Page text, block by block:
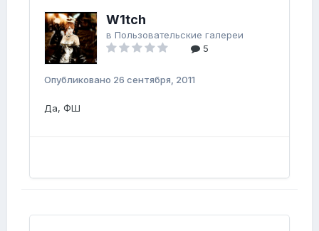
W1tch
в Пользовательские галереи
5
Опубликовано 26 сентября, 2011
Да, ФШ